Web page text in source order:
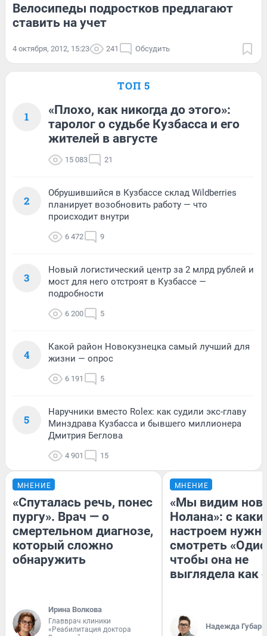
Велосипеды подростков предлагают
ставить на учет
4 октября, 2012, 15:23 241 Обсудить
ТОП 5
1
«Плохо, как никогда до этого»:
таролог о судьбе Кузбасса и его
жителей в августе
15 083 21
2
Обрушившийся в Кузбассе склад Wildberries
планирует возобновить работу — что
происходит внутри
6 472 9
3
Новый логистический центр за 2 млрд рублей и
мост для него отстроят в Кузбассе —
подробности
6 200 5
4
Какой район Новокузнецка самый лучший для
жизни — опрос
6 191 5
5
Наручники вместо Rolex: как судили экс-главу
Минздрава Кузбасса и бывшего миллионера
Дмитрия Беглова
4 901 15
МНЕНИЕ
«Спуталась речь, понес
пургу». Врач — о
смертельном диагнозе,
который сложно
обнаружить
Ирина Волкова
Главврач клиники
«Реабилитация доктора
МНЕНИЕ
«Мы видим
Нолана»: с
настроем
смотреть
чтобы она не
выглядела как
Надежда Губарь